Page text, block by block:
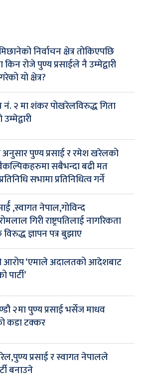
निर्वाचन क्षेत्र तोकिएपछि
रोजे पुण्य प्रसाईले नै उम्मेद्वारी
यो क्षेत्र?
नं. २ मा शंकर पोखरेलविरुद्ध गिता
अनुसार पुण्य प्रसाई र रमेश खरेलको
सबैभन्दा बढी मत
सभामा प्रतिनिधित्व गर्ने
,स्वागत नेपाल,गोविन्द
गिरी राष्ट्रपतिलाई नागरिकता
ज्ञापन पत्र बुझाए
‘एमाले अदालतको आदेशबाट
पार्टी’
२मा पुण्य प्रसाई भर्सेज माधव
कडा टक्कर
प्रसाई र स्वागत नेपालले
बनाउने